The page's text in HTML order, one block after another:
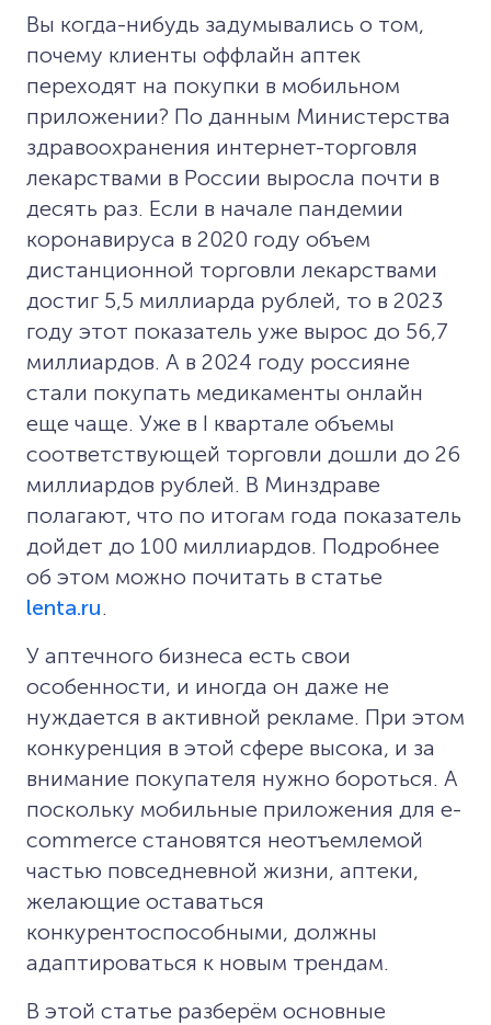
Вы когда-нибудь задумывались о том,
почему клиенты оффлайн аптек
переходят на покупки в мобильном
приложении? По данным Министерства
здравоохранения интернет-торговля
лекарствами в России выросла почти в
десять раз. Если в начале пандемии
коронавируса в 2020 году объем
дистанционной торговли лекарствами
достиг 5,5 миллиарда рублей, то в 2023
году этот показатель уже вырос до 56,7
миллиардов. А в 2024 году россияне
стали покупать медикаменты онлайн
еще чаще. Уже в I квартале объемы
соответствующей торговли дошли до 26
миллиардов рублей. В Минздраве
полагают, что по итогам года показатель
дойдет до 100 миллиардов. Подробнее
об этом можно почитать в статье
lenta.ru.
У аптечного бизнеса есть свои
особенности, и иногда он даже не
нуждается в активной рекламе. При этом
конкуренция в этой сфере высока, и за
внимание покупателя нужно бороться. А
поскольку мобильные приложения для e-
commerce становятся неотъемлемой
частью повседневной жизни, аптеки,
желающие оставаться
конкурентоспособными, должны
адаптироваться к новым трендам.
В этой статье разберём основные